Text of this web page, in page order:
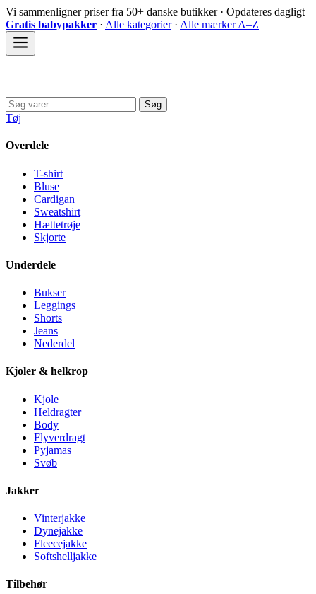
Spring
til
indhold
Vi sammenligner priser fra 50+ danske butikker · Opdateres dagligt
Gratis babypakker · Alle kategorier· Alle mærker A–Z
Søg
efter:
Søg
Tøj
Overdele
T-shirt
Bluse
Cardigan
Sweatshirt
Hættetrøje
Skjorte
Underdele
Bukser
Leggings
Shorts
Jeans
Nederdel
Kjoler & helkrop
Kjole
Heldragter
Body
Flyverdragt
Pyjamas
Svøb
Jakker
Vinterjakke
Dynejakke
Fleecejakke
Softshelljakke
Tilbehør